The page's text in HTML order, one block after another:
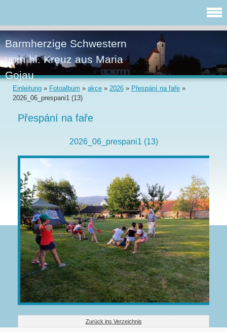
Barmherzige Schwestern
vom hl. Kreuz aus Maria
Gojau
Einleitung » Fotoalbum » akce » 2026 » Přespání na faře »
2026_06_prespani1 (13)
Přespání na faře
2026_06_prespani1 (13)
Zurück ins Verzeichnis